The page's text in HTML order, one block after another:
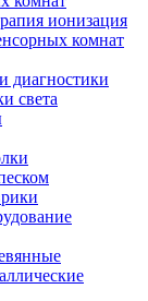
ионизация
комнат
диагностики
света